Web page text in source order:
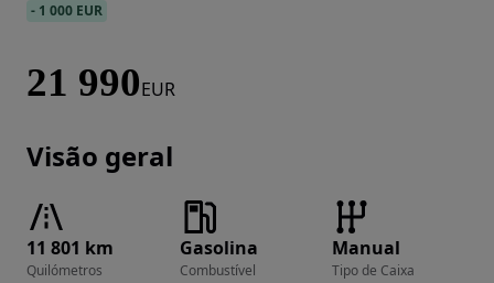
- 1 000 EUR
21 990EUR
Visão geral
11 801 km
Quilómetros
Gasolina
Combustível
Manual
Tipo de Caixa